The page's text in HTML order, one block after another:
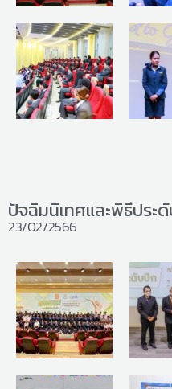
ปัจฉิมนิเทศและพิธีประ
23/02/2566